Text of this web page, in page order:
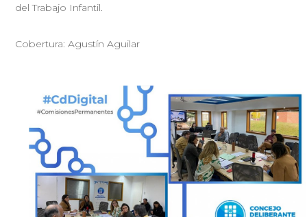
del Trabajo Infantil.
Cobertura: Agustín Aguilar